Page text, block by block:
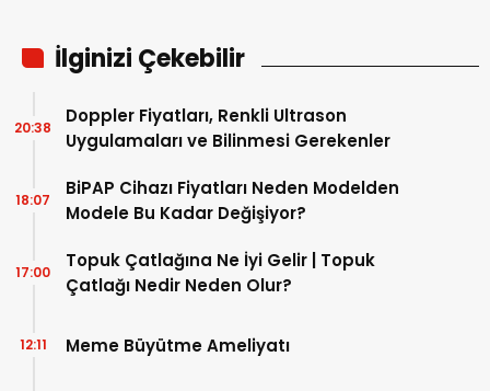
İlginizi Çekebilir
Doppler Fiyatları, Renkli Ultrason
Uygulamaları ve Bilinmesi Gerekenler
20:38
BiPAP Cihazı Fiyatları Neden Modelden
Modele Bu Kadar Değişiyor?
18:07
Topuk Çatlağına Ne İyi Gelir | Topuk
Çatlağı Nedir Neden Olur?
17:00
Meme Büyütme Ameliyatı
12:11